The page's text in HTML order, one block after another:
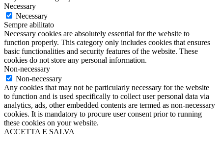
Necessary
Necessary
Sempre abilitato
Necessary cookies are absolutely essential for the website to
function properly. This category only includes cookies that ensures
basic functionalities and security features of the website. These
cookies do not store any personal information.
Non-necessary
Non-necessary
Any cookies that may not be particularly necessary for the website
to function and is used specifically to collect user personal data via
analytics, ads, other embedded contents are termed as non-necessary
cookies. It is mandatory to procure user consent prior to running
these cookies on your website.
ACCETTA E SALVA